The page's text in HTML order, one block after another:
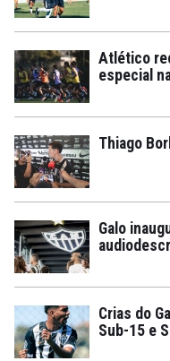
Atlético
especial
Thiago
Galo
Crias do
Sub-15 e